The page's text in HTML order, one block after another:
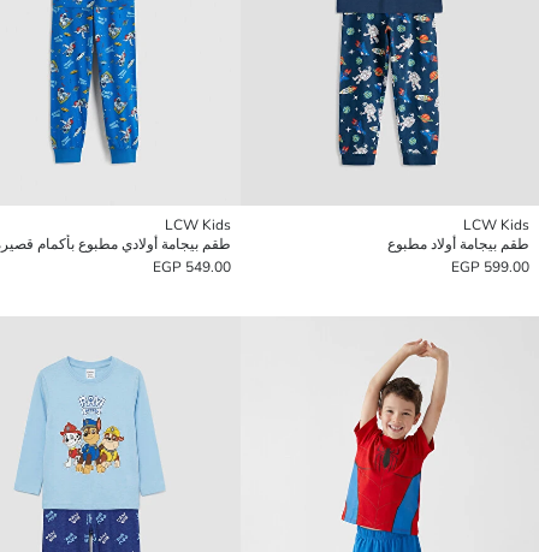
LCW Kids
طقم بيجامة أولاد مطبوع
599.00 EGP
LCW Kids
طقم بيجامة أولادي مطبوع بأكمام
549.00 EGP